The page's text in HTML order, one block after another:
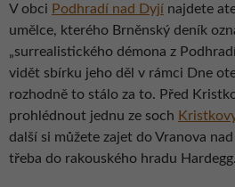
V obci Podhradí nad Dyjí najdete
umělce, kterého Brněnský deník
„surrealistického démona z
vidět sbírku jeho děl v rámci Dne
rozhodně to stálo za to. Před
prohlédnout jednu ze soch
další si můžete zajet do Vranova
třeba do rakouského hradu Hardegg.